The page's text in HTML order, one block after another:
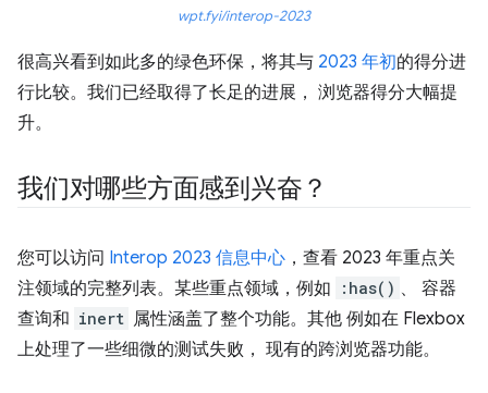
wpt.fyi/interop-2023
很高兴看到如此多的绿色环保，将其与 2023 年初的得分进
行比较。我们已经取得了长足的进展， 浏览器得分大幅提
升。
我们对哪些方面感到兴奋？
您可以访问 Interop 2023 信息中心 ，查看 2023 年重点关
注领域的完整列表。某些重点领域，例如
:has() 、 容器
查询和 inert 属性涵盖了整个功能。其他 例如在 Flexbox
上处理了一些细微的测试失败， 现有的跨浏览器功能。